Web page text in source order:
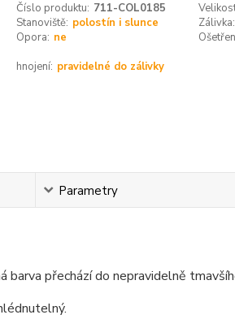
Číslo produktu: 711-COL0185
Stanoviště: polostín i slunce Zálivka:
Opora: ne
hnojení: pravidelné do zálivky
Parametry
barva přechází do nepravidelně